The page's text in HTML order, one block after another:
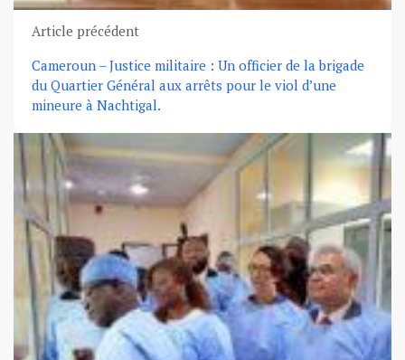
Article précédent
Cameroun – Justice militaire : Un officier de la brigade
du Quartier Général aux arrêts pour le viol d’une
mineure à Nachtigal.